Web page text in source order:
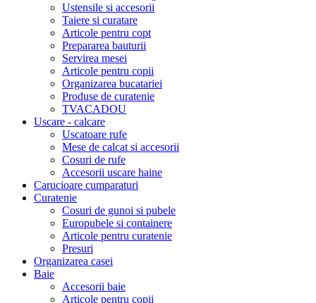
Ustensile si accesorii
Taiere si curatare
Articole pentru copt
Prepararea bauturii
Servirea mesei
Articole pentru copii
Organizarea bucatariei
Produse de curatenie
TVACADOU
Uscare - calcare
Uscatoare rufe
Mese de calcat si accesorii
Cosuri de rufe
Accesorii uscare haine
Carucioare cumparaturi
Curatenie
Cosuri de gunoi si pubele
Europubele si containere
Articole pentru curatenie
Presuri
Organizarea casei
Baie
Accesorii baie
Articole pentru copii